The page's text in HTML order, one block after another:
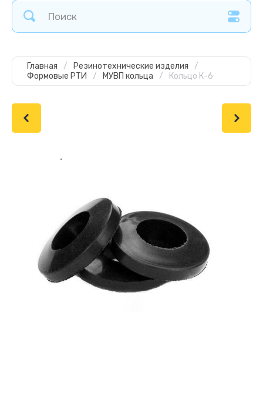
Главная / Резинотехнические изделия
/
Формовые РТИ
/ МУВП кольца / Кольцо К-6